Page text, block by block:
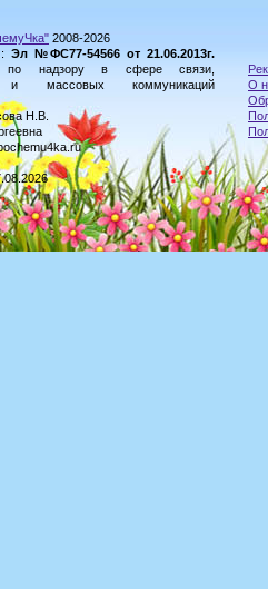
2008-2026
Эл №ФС77-54566 от 21.06.2013г.
по надзору в сфере связи,
и массовых коммуникаций
Н.В.
О